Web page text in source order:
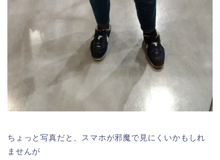
ちょっと写真だと、スマホが邪魔で見にくいかもしれ
ませんが